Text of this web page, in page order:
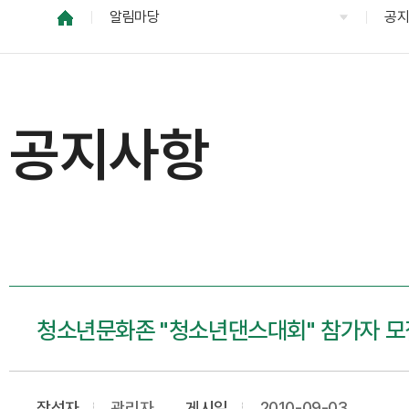
알림마당 공
공지사항
청소년문화존 "청소년댄스대회" 참가자 모